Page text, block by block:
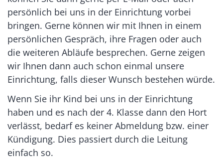
persönlich bei uns in der Einrichtung vorbei
bringen. Gerne können wir mit Ihnen in einem
persönlichen Gespräch, ihre Fragen oder auch
die weiteren Abläufe besprechen. Gerne zeigen
wir Ihnen dann auch schon einmal unsere
Einrichtung, falls dieser Wunsch bestehen würde.
Wenn Sie ihr Kind bei uns in der Einrichtung
haben und es nach der 4. Klasse dann den Hort
verlässt, bedarf es keiner Abmeldung bzw. einer
Kündigung. Dies passiert durch die Leitung
einfach so.